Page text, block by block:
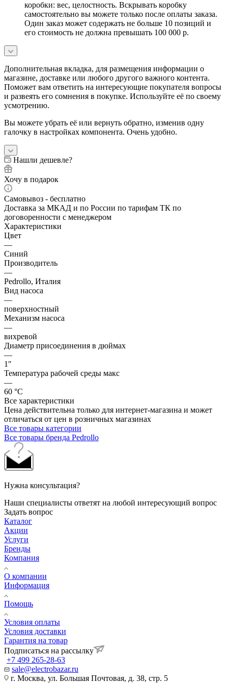
коробки: вес, целостность. Вскрывать коробку
самостоятельно вы можете только после оплаты заказа.
Один заказ может содержать не больше 10 позиций и
его стоимость не должна превышать 100 000 р.
Дополнительная вкладка, для размещения информации о
магазине, доставке или любого другого важного контента.
Поможет вам ответить на интересующие покупателя вопросы
и развеять его сомнения в покупке. Используйте её по своему
усмотрению.
Вы можете убрать её или вернуть обратно, изменив одну
галочку в настройках компонента. Очень удобно.
Нашли дешевле?
Хочу в подарок
Самовывоз - бесплатно
Доставка за МКАД и по России по тарифам ТК по
договоренности с менеджером
Характеристики
Цвет
—
Синий
Производитель
—
Pedrollo, Италия
Вид насоса
—
поверхностный
Механизм насоса
—
вихревой
Диаметр присоединения в дюймах
—
1″
Температура рабочей среды макс
—
60 °С
Все характеристики
Цена действительна только для интернет-магазина и может
отличаться от цен в розничных магазинах
Все товары категории
Все товары бренда Pedrollo
Нужна консультация?
Наши специалисты ответят на любой интересующий вопрос
Задать вопрос
Каталог
Акции
Услуги
Бренды
Компания
О компании
Информация
Помощь
Условия оплаты
Условия доставки
Гарантия на товар
Подписаться на рассылку
+7 499 265-28-63
sale@electrobazar.ru
г. Москва, ул. Большая Почтовая, д. 38, стр. 5